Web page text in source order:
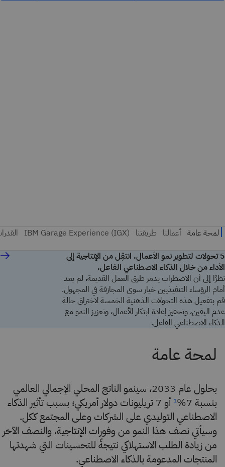
5 تحولات لتطوير نمو الأعمال. انتقِل من الإنتاجية إلى
الأداء من خلال الذكاء الاصطناعي الفاعل.
نظرًا إلى أن الاضطراب يدمر طرق العمل القديمة، لم يعد
أمام الرؤساء التنفيذيين خيار سوى المجازفة في المجهول.
قم بتفعيل هذه التحولات الذهنية الخمسة لاختراق حالة
عدم اليقين، وتحفيز إعادة ابتكار الأعمال، وتعزيز النمو مع
الذكاء الاصطناعي الفاعل.
بحلول عام 2033، سينمو الناتج المحلي الإجمالي العالمي
بنسبة 7%
¹
أو 7 تريليونات دولار أمريكي؛ بسبب تأثير الذكاء
الاصطناعي التوليدي على الشركات وعلى المجتمع ككل.
وسيأتي نصف هذا النمو من وفورات الإنتاجية، والنصف الآخر
من زيادة الطلب الاستهلاكي نتيجةً للتحسينات التي شهدتها
المنتجات المدعومة بالذكاء الاصطناعي.